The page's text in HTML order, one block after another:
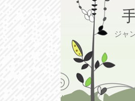
手引
ジャンルは